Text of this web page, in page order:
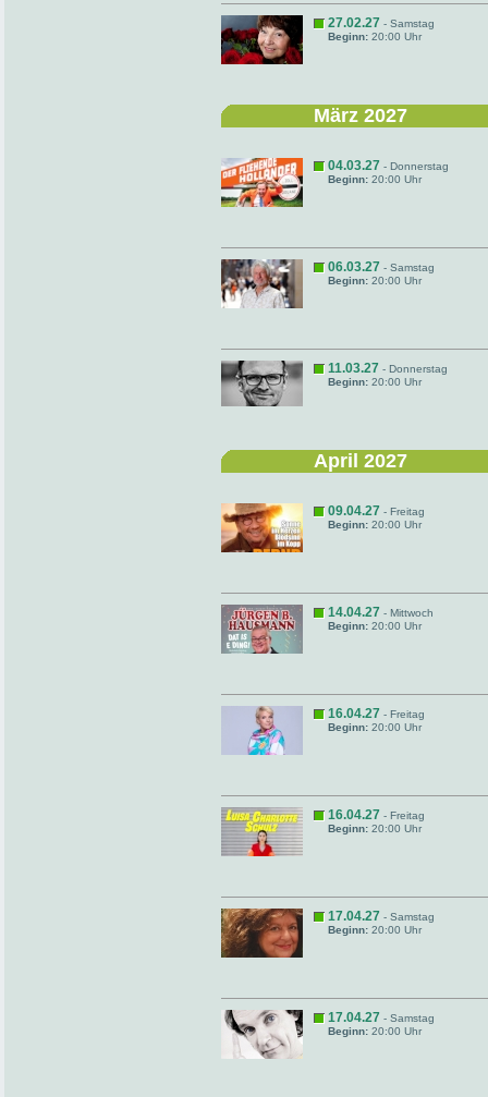
27.02.27 - Samstag
Beginn: 20:00 Uhr
März 2027
04.03.27 - Donnerstag
Beginn: 20:00 Uhr
06.03.27 - Samstag
Beginn: 20:00 Uhr
11.03.27 - Donnerstag
Beginn: 20:00 Uhr
April 2027
09.04.27 - Freitag
Beginn: 20:00 Uhr
14.04.27 - Mittwoch
Beginn: 20:00 Uhr
16.04.27 - Freitag
Beginn: 20:00 Uhr
16.04.27 - Freitag
Beginn: 20:00 Uhr
17.04.27 - Samstag
Beginn: 20:00 Uhr
17.04.27 - Samstag
Beginn: 20:00 Uhr